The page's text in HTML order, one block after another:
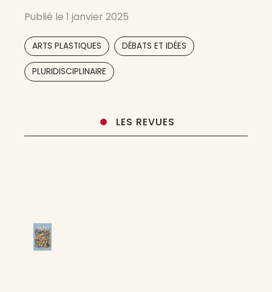
arts visuels. Merci de noter que, même si nous
les aimons (et
Publié le 1 janvier 2025
ARTS PLASTIQUES DÉBATS ET IDÉES
PLURIDISCIPLINAIRE
LES REVUES